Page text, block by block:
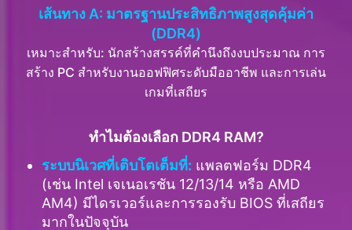
เส้นทาง A: มาตรฐานประสิทธิภาพสูงสุดคุ้มค่า
(DDR4)
เหมาะสำหรับ: นักสร้างสรรค์ที่คำนึงถึงงบประมาณ การ
สร้าง PC สำหรับงานออฟฟิศระดับมืออาชีพ และการเล่น
เกมที่เสถียร
ทำไมต้องเลือก DDR4 RAM?
ระบบนิเวศที่เติบโตเต็มที่: แพลตฟอร์ม DDR4
(เช่น Intel เจเนอเรชัน 12/13/14 หรือ AMD
AM4) มีไดรเวอร์และการรองรับ BIOS ที่เสถียร
มากในปัจจุบัน